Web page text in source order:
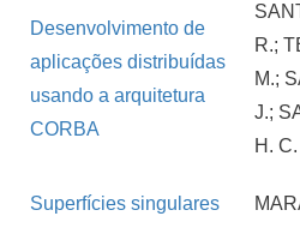
Desenvolvimento de
aplicações distribuídas
usando a arquitetura
CORBA
R.;
M.;
J.;
H. C.
Superfícies singulares